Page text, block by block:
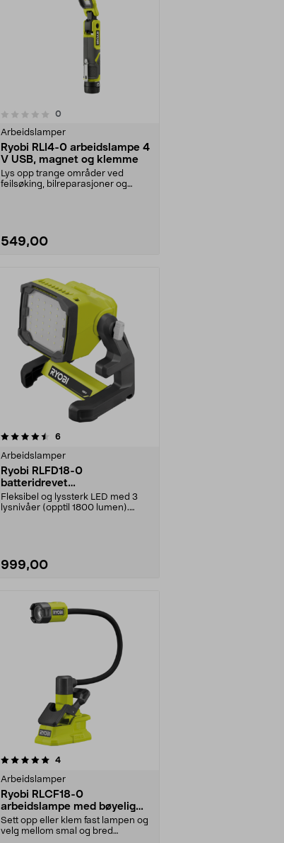
0
Arbeidslamper
Ryobi RLI4-0 arbeidslampe 4
V USB, magnet og klemme
Lys opp trange områder ved
feilsøking, bilreparasjoner og
549,00
6anmeldelser
Arbeidslamper
Ryobi RLFD18-0
batteridrevet
arbeidsbelysning, 18 V
Fleksibel og lyssterk LED med 3
lysnivåer (opptil 1800 lumen).
999,00
4anmeldelser
Arbeidslamper
Ryobi RLCF18-0
arbeidslampe med bøyelig
hals, 18 V
Sett opp eller klem fast lampen og
velg mellom smal og bred